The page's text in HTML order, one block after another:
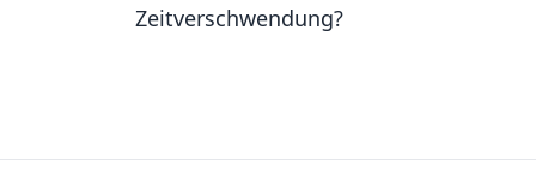
Zeitverschwendung?